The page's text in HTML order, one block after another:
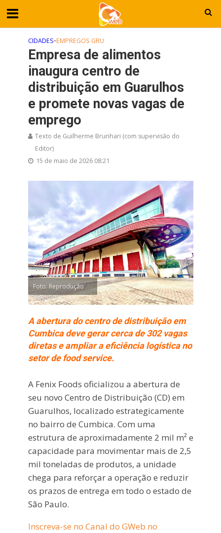
CIDADES•EMPREGOS GRU
Empresa de alimentos
inaugura centro de
distribuição em Guarulhos
e promete novas vagas de
emprego
Texto de Guilherme Brunhari (com supervisão do
Editor)
15 de maio de 2026 08:21
Foto: Reprodução
A abertura do centro de distribuição em
Cumbica deve gerar cerca de 302 vagas
diretas e ampliar a eficiência logística no
setor de food service.
A Fenix Foods oficializou a abertura de
seu novo Centro de Distribuição (CD) em
Guarulhos, localizado estrategicamente
no bairro de Cumbica. Com uma
estrutura de aproximadamente 2 mil m² e
capacidade para movimentar mais de 2,5
mil toneladas de produtos, a unidade
chega para reforçar a operação e reduzir
os prazos de entrega em todo o estado de
São Paulo.
Inscreva-se no Canal do GWeb no